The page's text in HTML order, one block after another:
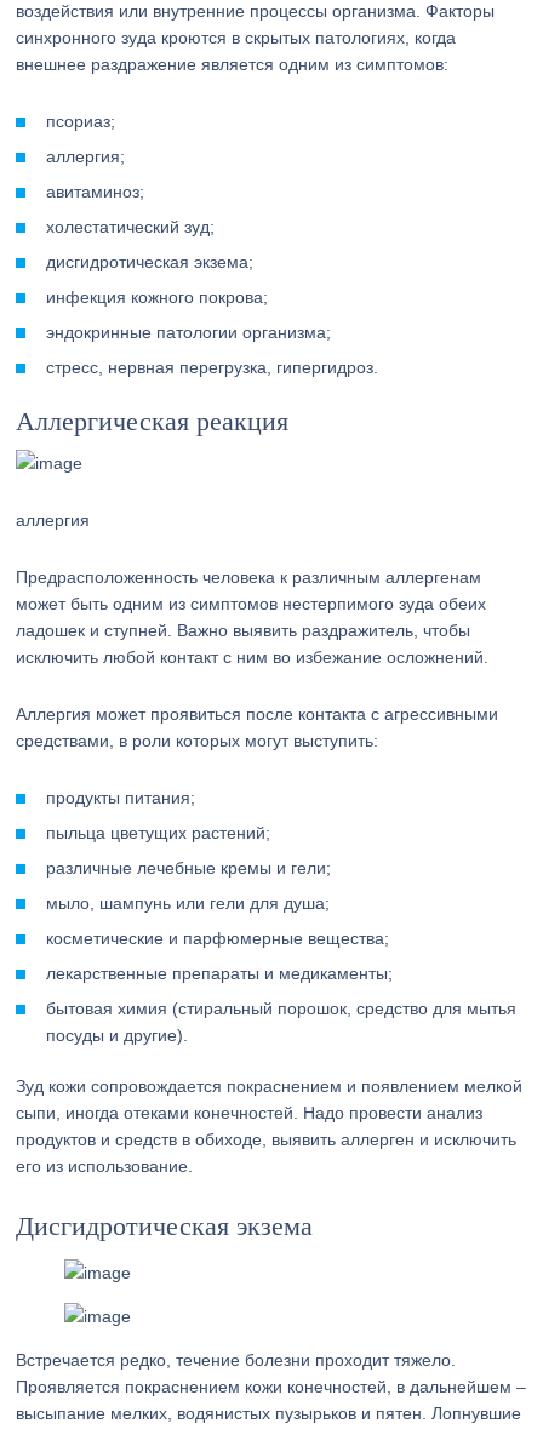
воздействия или внутренние процессы организма. Факторы
синхронного зуда кроются в скрытых патологиях, когда
внешнее раздражение является одним из симптомов:
псориаз;
аллергия;
авитаминоз;
холестатический зуд;
дисгидротическая экзема;
инфекция кожного покрова;
эндокринные патологии организма;
стресс, нервная перегрузка, гипергидроз.
Аллергическая реакция
аллергия
Предрасположенность человека к различным аллергенам
может быть одним из симптомов нестерпимого зуда обеих
ладошек и ступней. Важно выявить раздражитель, чтобы
исключить любой контакт с ним во избежание осложнений.
Аллергия может проявиться после контакта с агрессивными
средствами, в роли которых могут выступить:
продукты питания;
пыльца цветущих растений;
различные лечебные кремы и гели;
мыло, шампунь или гели для душа;
косметические и парфюмерные вещества;
лекарственные препараты и медикаменты;
бытовая химия (стиральный порошок, средство для мытья
посуды и другие).
Зуд кожи сопровождается покраснением и появлением мелкой
сыпи, иногда отеками конечностей. Надо провести анализ
продуктов и средств в обиходе, выявить аллерген и исключить
его из использование.
Дисгидротическая экзема
Встречается редко, течение болезни проходит тяжело.
Проявляется покраснением кожи конечностей, в дальнейшем –
высыпание мелких, водянистых пузырьков и пятен. Лопнувшие